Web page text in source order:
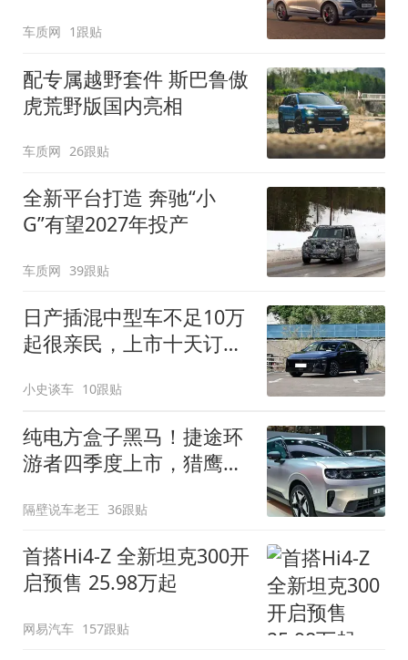
车质网 1跟贴
配专属越野套件 斯巴鲁傲
虎荒野版国内亮相
车质网 26跟贴
全新平台打造 奔驰“小
G”有望2027年投产
车质网 39跟贴
日产插混中型车不足10万
起很亲民，上市十天订单
小史谈车 10跟贴
纯电方盒子黑马！捷途环
游者四季度上市，猎鹰
隔壁说车老王 36跟贴
首搭Hi4-Z 全新坦克300开
启预售 25.98万起
网易汽车 157跟贴